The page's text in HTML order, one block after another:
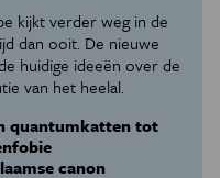
kijkt verder weg in de
dan ooit. De nieuwe
huidige ideeën over de
van het heelal.
quantumkatten tot
canon